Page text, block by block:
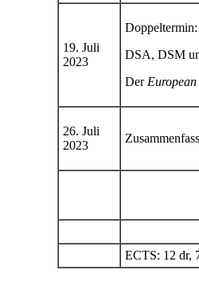
19. Juli
2023
Doppeltermin:
DSA, DSM
Der
26. Juli
2023
ECTS: 12 dr,